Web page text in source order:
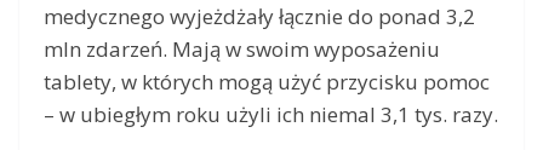
medycznego wyjeżdżały łącznie do ponad 3,2
mln zdarzeń. Mają w swoim wyposażeniu
tablety, w których mogą użyć przycisku pomoc
– w ubiegłym roku użyli ich niemal 3,1 tys. razy.